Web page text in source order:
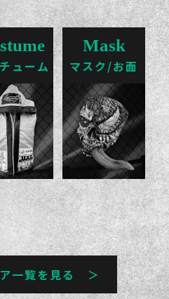
ューム
Mask
マスク/お面
一覧を見る ＞